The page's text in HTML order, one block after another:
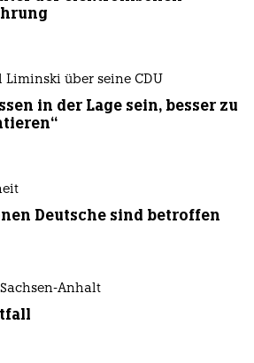
Liminski über seine CDU
in der Lage sein, besser zu
Deutsche sind betroffen
Anhalt